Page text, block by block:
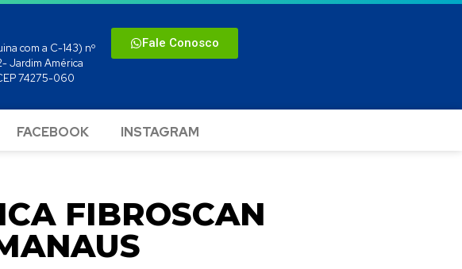
com a C-143) nº
Jardim América
74275-060
Fale Conosco
FACEBOOK INSTAGRAM
FIBROSCAN